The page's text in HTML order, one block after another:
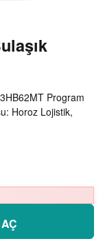
Program
Horoz Lojistik,